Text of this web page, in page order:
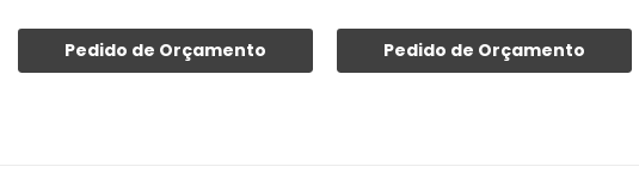
Pedido de Orçamento Pedido de Orçamento